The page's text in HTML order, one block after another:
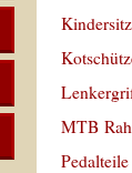
Kindersitz
MTB
Pedalteile